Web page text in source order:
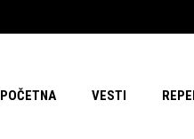
POČETNA VESTI